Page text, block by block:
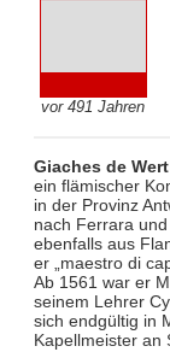
vor 491 Jahren
Giaches de Wert
ein flämischer
in der Provinz
nach Ferrara
ebenfalls aus
er „maestro di
Ab 1561 war er
seinem Lehrer
sich endgültig in
Kapellmeister an